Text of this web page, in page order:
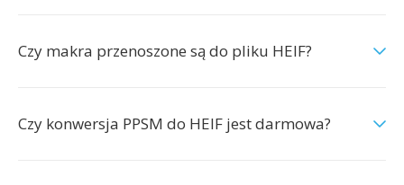
Czy makra przenoszone są do pliku HEIF?
Czy konwersja PPSM do HEIF jest darmowa?